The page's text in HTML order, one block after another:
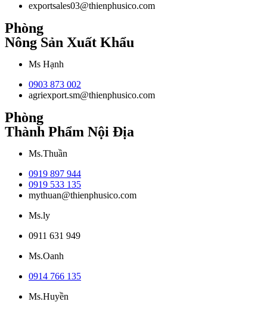
exportsales03@thienphusico.com
Phòng
Nông Sản Xuất Khẩu
Ms Hạnh
0903 873 002
agriexport.sm@thienphusico.com
Phòng
Thành Phẩm Nội Địa
Ms.Thuần
0919 897 944
0919 533 135
mythuan@thienphusico.com
Ms.ly
0911 631 949
Ms.Oanh
0914 766 135
Ms.Huyền